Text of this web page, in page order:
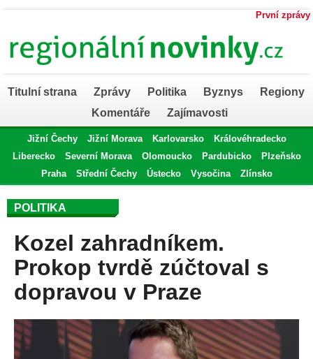
První zprávy
Titulní strana Zprávy Politika Byznys
Regiony
Komentáře
Zajímavosti
Jižní Čechy Jižní Morava Karlovarsko
Královéhradecko
Liberecko
Severní Morava Olomoucko Pardubicko
Plzeňsko
Praha
Střední Čechy Ústecko Vysočina Zlínsko
POLITIKA
Kozel zahradníkem.
Prokop tvrdě zúčtoval s
dopravou v Praze